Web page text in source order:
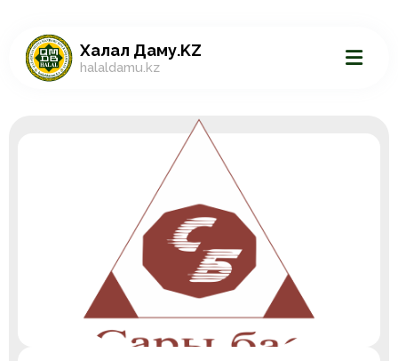
Халал Даму.KZ
halaldamu.kz